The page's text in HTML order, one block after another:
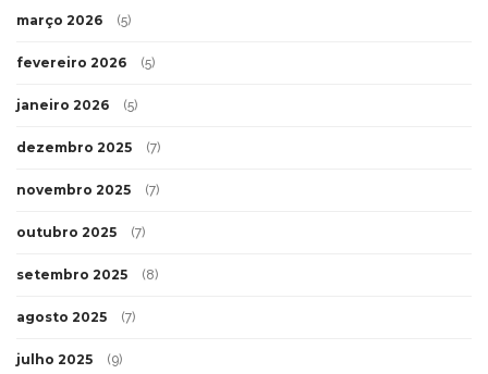
março 2026 (5)
fevereiro 2026 (5)
janeiro 2026 (5)
dezembro 2025 (7)
novembro 2025 (7)
outubro 2025 (7)
setembro 2025 (8)
agosto 2025 (7)
julho 2025 (9)